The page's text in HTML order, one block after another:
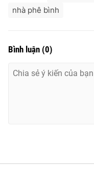
nhà phê bình
Bình luận (0)